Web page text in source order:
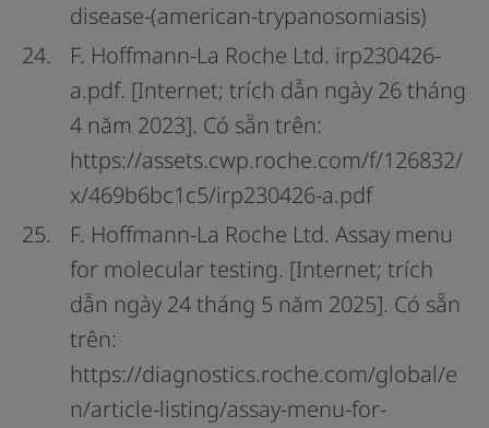
disease-(american-trypanosomiasis)
F. Hoffmann-La Roche Ltd. irp230426-
a.pdf. [Internet; trích dẫn ngày 26 tháng
4 năm 2023]. Có sẵn trên:
https://assets.cwp.roche.com/f/126832/
x/469b6bc1c5/irp230426-a.pdf
F. Hoffmann-La Roche Ltd. Assay menu
for molecular testing. [Internet; trích
dẫn ngày 24 tháng 5 năm 2025]. Có sẵn
trên:
https://diagnostics.roche.com/global/e
n/article-listing/assay-menu-for-